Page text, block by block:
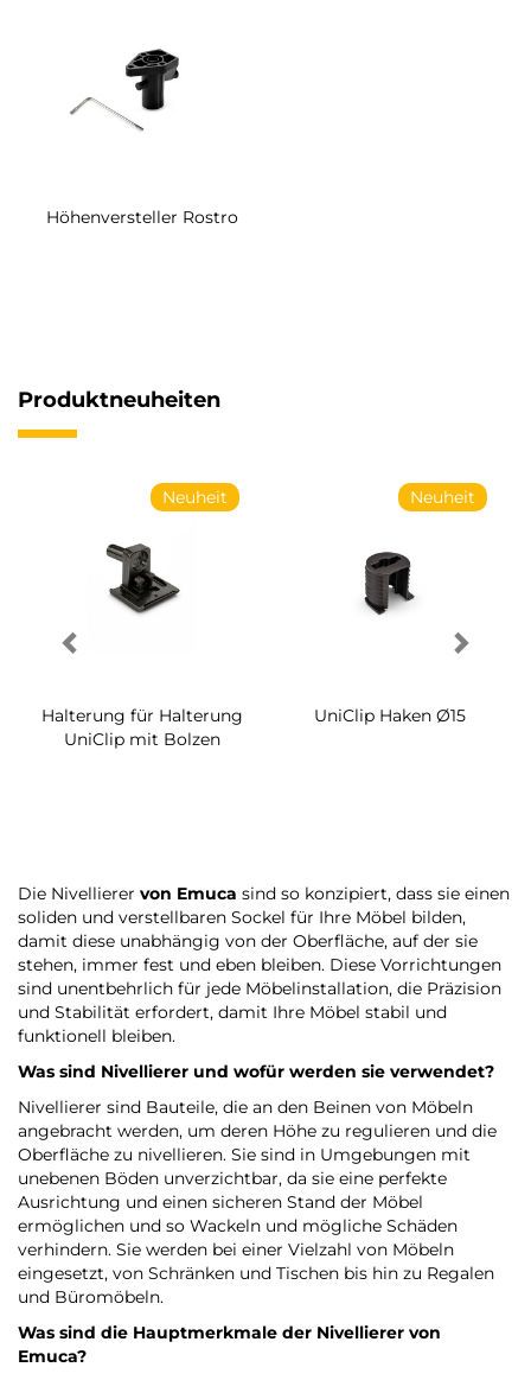
Höhenversteller Rostro
Produktneuheiten
Neuheit
Halterung für Halterung
UniClip mit Bolzen
Neuheit
UniClip Haken Ø15
Die Nivellierer von Emuca sind so konzipiert, dass sie einen
soliden und verstellbaren Sockel für Ihre Möbel bilden,
damit diese unabhängig von der Oberfläche, auf der sie
stehen, immer fest und eben bleiben. Diese Vorrichtungen
sind unentbehrlich für jede Möbelinstallation, die Präzision
und Stabilität erfordert, damit Ihre Möbel stabil und
funktionell bleiben.
Was sind Nivellierer und wofür werden sie verwendet?
Nivellierer sind Bauteile, die an den Beinen von Möbeln
angebracht werden, um deren Höhe zu regulieren und die
Oberfläche zu nivellieren. Sie sind in Umgebungen mit
unebenen Böden unverzichtbar, da sie eine perfekte
Ausrichtung und einen sicheren Stand der Möbel
ermöglichen und so Wackeln und mögliche Schäden
verhindern. Sie werden bei einer Vielzahl von Möbeln
eingesetzt, von Schränken und Tischen bis hin zu Regalen
und Büromöbeln.
Was sind die Hauptmerkmale der Nivellierer von
Emuca?